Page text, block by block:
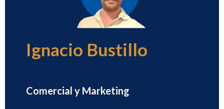
Ignacio Bustillo
Comercial y Marketing